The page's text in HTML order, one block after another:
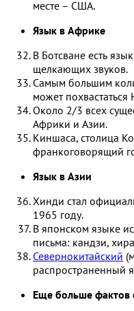
месте – США.
Язык в Африке
В Ботсване есть
щелкающих звуков.
Самым большим
может
Около 2/3 всех
Африки и Азии.
Киншаса, столица
франкоговорящий
Язык в Азии
Хинди стал
1965 году.
В японском языке
письма: кандзи,
Севернокитайский
распространенный
Еще больше фактов